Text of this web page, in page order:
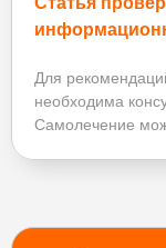
Для
необходима
Самолечение